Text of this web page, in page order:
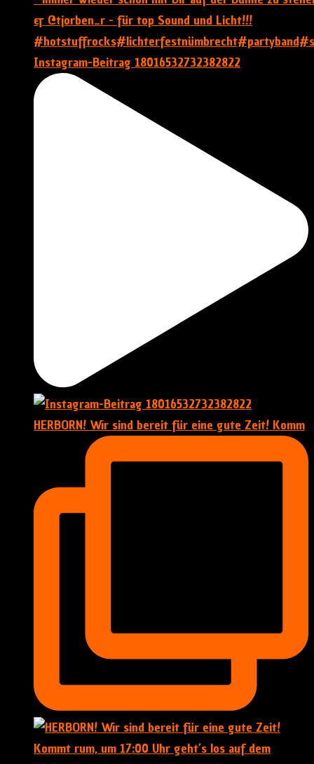
Instagram-Beitrag 18016532732382822
HERBORN! Wir sind bereit für eine gute Zeit! Komm